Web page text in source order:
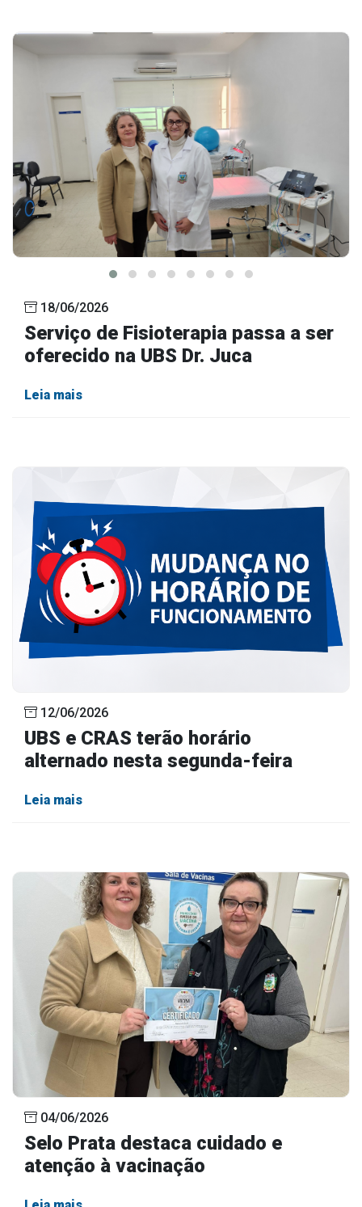
18/06/2026
Serviço de Fisioterapia passa a ser
oferecido na UBS Dr. Juca
Leia mais
12/06/2026
UBS e CRAS terão horário
alternado nesta segunda-feira
Leia mais
04/06/2026
Selo Prata destaca cuidado e
atenção à vacinação